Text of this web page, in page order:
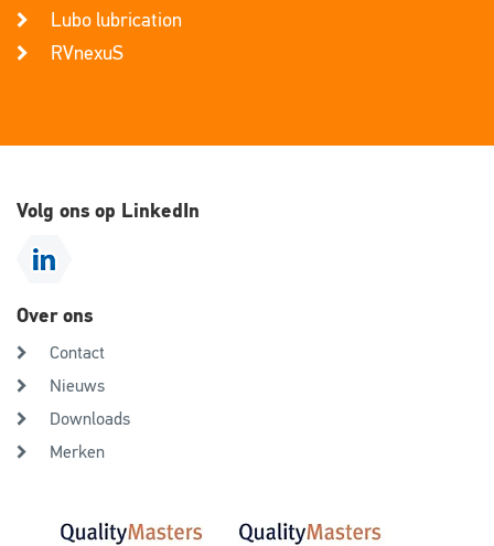
Lubo lubrication
RVnexuS
Volg ons op LinkedIn
Over ons
Contact
Nieuws
Downloads
Merken